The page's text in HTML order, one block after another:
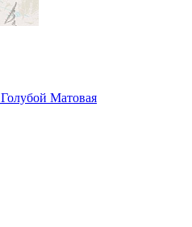
Матовая